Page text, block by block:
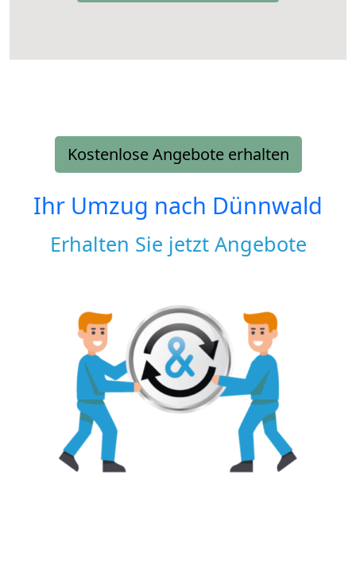
Kostenlose Angebote erhalten
Ihr Umzug nach Dünnwald
Erhalten Sie jetzt Angebote